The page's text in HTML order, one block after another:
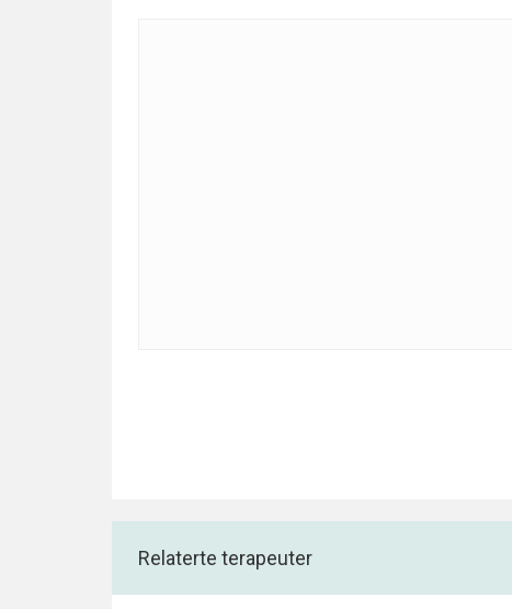
Relaterte terapeuter